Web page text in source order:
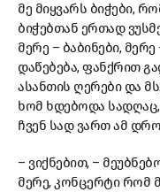
მე მიყვარს ბიჭები,
ბიჭებთან ერთად
მერე – ბაბინები,
დაწებება, ფანქრით
ასანთის ღერები და
ხომ ხდებოდა
ჩვენ სად ვართ ამ
– ვიქნებით, –
მერე, კონცერტი რომ